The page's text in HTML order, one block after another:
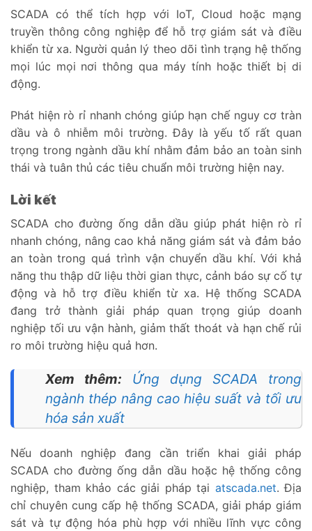
SCADA có thể tích hợp với IoT, Cloud hoặc mạng
truyền thông công nghiệp để hỗ trợ giám sát và điều
khiển từ xa. Người quản lý theo dõi tình trạng hệ thống
mọi lúc mọi nơi thông qua máy tính hoặc thiết bị di
động.
Phát hiện rò rỉ nhanh chóng giúp hạn chế nguy cơ tràn
dầu và ô nhiễm môi trường. Đây là yếu tố rất quan
trọng trong ngành dầu khí nhằm đảm bảo an toàn sinh
thái và tuân thủ các tiêu chuẩn môi trường hiện nay.
Lời kết
SCADA cho đường ống dẫn dầu giúp phát hiện rò rỉ
nhanh chóng, nâng cao khả năng giám sát và đảm bảo
an toàn trong quá trình vận chuyển dầu khí. Với khả
năng thu thập dữ liệu thời gian thực, cảnh báo sự cố tự
động và hỗ trợ điều khiển từ xa. Hệ thống SCADA
đang trở thành giải pháp quan trọng giúp doanh
nghiệp tối ưu vận hành, giảm thất thoát và hạn chế rủi
ro môi trường hiệu quả hơn.
Xem thêm:
Ứng dụng SCADA trong
ngành thép nâng cao hiệu suất và tối ưu
hóa sản xuất
Nếu doanh nghiệp đang cần triển khai giải pháp
SCADA cho đường ống dẫn dầu hoặc hệ thống công
nghiệp, tham khảo các giải pháp tại atscada.net. Địa
chỉ chuyên cung cấp hệ thống SCADA, giải pháp giám
sát và tự động hóa phù hợp với nhiều lĩnh vực công